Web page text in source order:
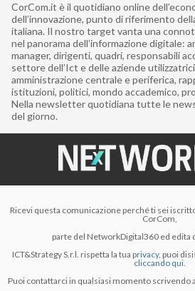
CorCom.it è il quotidiano online
dell’innovazione, punto di riferimento
italiana. Il nostro target vanta una
nel panorama dell’informazione digitale:
manager, dirigenti, quadri, responsabili
settore dell’Ict e delle aziende
amministrazione centrale e periferica,
istituzioni, politici, mondo accademico,
Nella newsletter quotidiana tutte le
del giorno.
Ricevi questa comunicazione perché ti sei
CorCom,
parte del NetworkDigital360 ed edita
ICT&Strategy S.r.l. rispetta la tua privacy, puoi
cliccando qui.
Puoi contattarci in qualsiasi momento scrivendo a